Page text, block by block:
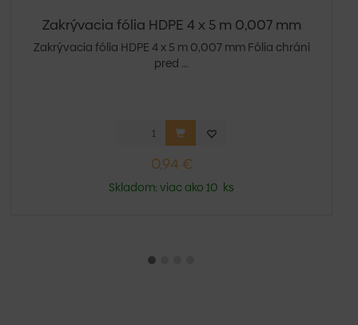
Zakrývacia fólia HDPE 4 x 5 m 0,007 mm
Zakrývacia fólia HDPE 4 x 5 m 0,007 mm Fólia chráni
pred ...
0,94 €
Skladom: viac ako 10 ks